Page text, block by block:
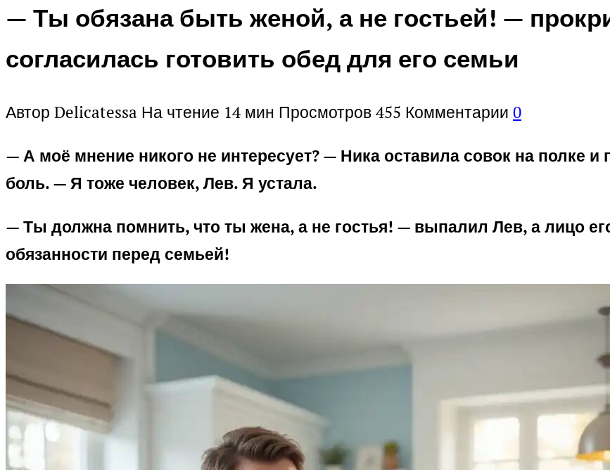
— Ты обязана быть женой, а не гостьей! —
согласилась готовить обед для его семьи
Автор Delicatessa На чтение 14 мин Просмотров455 Комментарии 0
— А моё мнение никого не интересует? — Ника оставила совок на полке
боль. — Я тоже человек, Лев. Я устала.
— Ты должна помнить, что ты жена, а не гостья! — выпалил Лев, а лицо
обязанности перед семьей!